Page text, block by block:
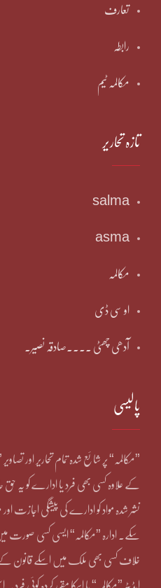
تعارف
رابطہ
مکالمہ ٹیم
تازہ تحاریر
salma
asma
مکالمہ
او سی ڈی
آدھی چھٹی ۔۔۔۔صادقہ نصیر۔
پالیسی
”مکالمہ“ پر شائع شدہ تمام تحاریر اور
کے علاوہ کسی بھی فرد یا ادارے کو یہ
نشر شدہ مواد کو ادارے کی پیشگی اجازت
سکے۔ ادارہ ”مکالمہ“ ایسی کسی صورت
خلاف کسی بھی ملک میں اسکے قانون کے
ایڈیٹر ”مکالمہ“ یا اسکا مقرر کردہ کوئی فرد